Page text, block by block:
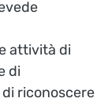
attività di
di
riconoscere